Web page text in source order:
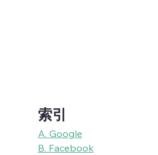
索引
A. Google
B. Facebook